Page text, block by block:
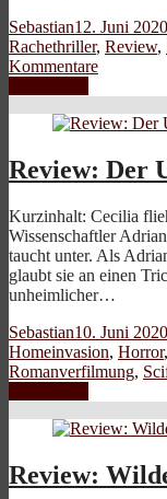
Sebastian12. Juni 2020
Rachethriller, Review,
Kommentare
Review: Der
Kurzinhalt: Cecilia
Wissenschaftler
taucht unter. Als
glaubt sie an einen
unheimlicher…
Sebastian10. Juni 2020
Homeinvasion, Horror,
Romanverfilmung,
Review: